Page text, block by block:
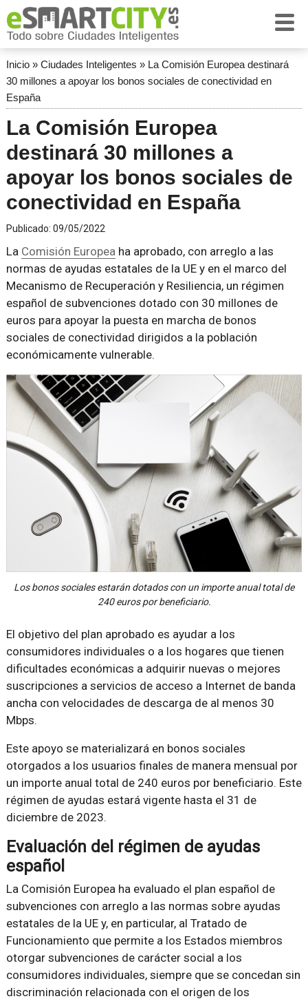
Inicio» Ciudades Inteligentes » La Comisión Europea destinará
30 millones a apoyar los bonos sociales de conectividad en
España
La Comisión Europea
destinará 30 millones a
apoyar los bonos sociales de
conectividad en España
Publicado: 09/05/2022
La Comisión Europeaha aprobado, con arreglo a las
normas de ayudas estatales de la UE y en el marco del
Mecanismo de Recuperación y Resiliencia, un régimen
español de subvenciones dotado con 30 millones de
euros para apoyar la puesta en marcha de bonos
sociales de conectividad dirigidos a la población
económicamente vulnerable.
Los bonos sociales estarán dotados con un importe anual total de
240 euros por beneficiario.
El objetivo del plan aprobado es ayudar a los
consumidores individuales o a los hogares que tienen
dificultades económicas a adquirir nuevas o mejores
suscripciones a servicios de acceso a Internet de banda
ancha con velocidades de descarga de al menos 30
Mbps.
Este apoyo se materializará en bonos sociales
otorgados a los usuarios finales de manera mensual por
un importe anual total de 240 euros por beneficiario. Este
régimen de ayudas estará vigente hasta el 31 de
diciembre de 2023.
Evaluación del régimen de ayudas
español
La Comisión Europea ha evaluado el plan español de
subvenciones con arreglo a las normas sobre ayudas
estatales de la UE y, en particular, al Tratado de
Funcionamiento que permite a los Estados miembros
otorgar subvenciones de carácter social a los
consumidores individuales, siempre que se concedan sin
discriminación relacionada con el origen de los